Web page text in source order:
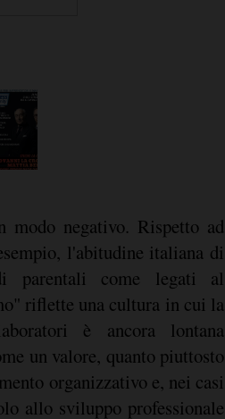
modo negativo. Rispetto ad
l'abitudine italiana di
parentali come legati al
riflette una cultura in cui la
è ancora lontana
un valore, quanto piuttosto